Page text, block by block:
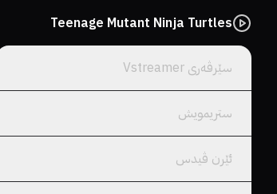
Teenage Mutant Ninja Turtles
سێرڤەری Vstreamer
ستریمویش
ئێرن ڤیدس